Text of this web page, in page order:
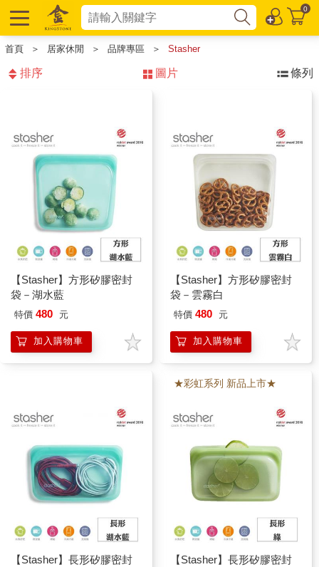
0
首頁 ＞ 居家休閒 ＞ 品牌專區 ＞ Stasher
排序 圖片 條列
【Stasher】方形矽膠密封
袋－湖水藍
特價 480 元
加入購物車
【Stasher】方形矽膠密封
袋－雲霧白
特價 480 元
加入購物車
【Stasher】長形矽膠密封
★彩虹系列 新品上市★
【Stasher】長形矽膠密封